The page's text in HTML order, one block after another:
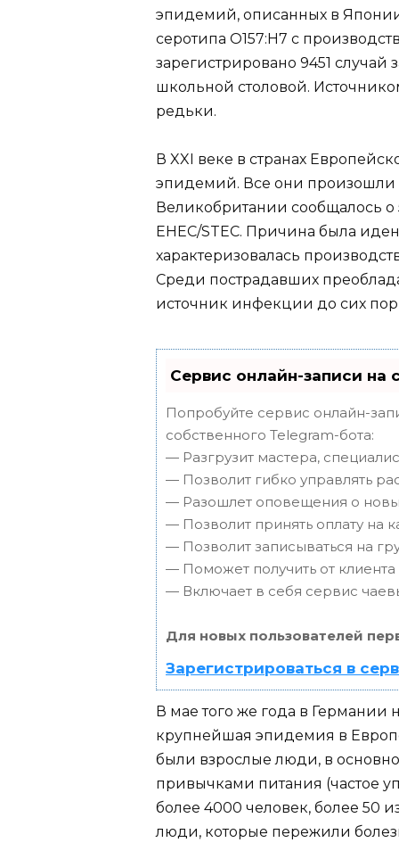
эпидемий, описанных в Японии
серотипа O157:H7 с
зарегистрировано 9451 случай
школьной столовой.
редьки.
В XXI веке в странах
эпидемий. Все они произошли
Великобритании сообщалось о
EHEC/STEC. Причина была
характеризовалась
Среди пострадавших
источник инфекции до сих
Сервис онлайн-записи на
Попробуйте сервис онлайн-
собственного Telegram-бота:
— Разгрузит мастера,
— Позволит гибко управлять
— Разошлет оповещения о
— Позволит принять оплату на
— Позволит записываться на
— Поможет получить от
— Включает в себя сервис
Для новых пользователей
Зарегистрироваться в
В мае того же года в Германии
крупнейшая эпидемия в
были взрослые люди, в
привычками питания (частое
более 4000 человек, более 50
люди, которые пережили